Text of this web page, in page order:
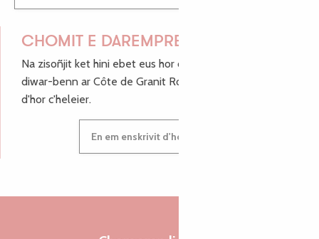
CHOMIT E DAREMPRED !
Na zisoñjit ket hini ebet eus hor c'hinnigoù mat ha keleier
diwar-benn ar Côte de Granit Rose, enskrivit hoc'h anv
d'hor c'heleier.
En em enskrivit d'hor c'heleier